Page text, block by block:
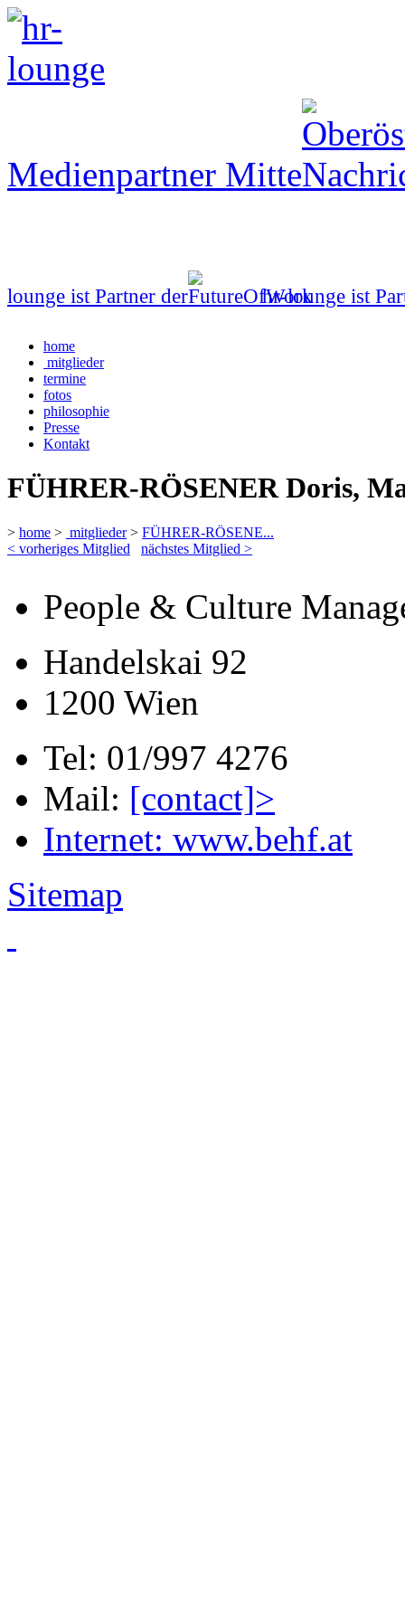
Medienpartner Mitte
lounge ist Partner der hr-lounge ist
home
mitglieder
termine
fotos
philosophie
Presse
Kontakt
FÜHRER-RÖSENER Doris,
> home > mitglieder> FÜHRER-RÖSENE...
< vorheriges Mitglied
nächstes Mitglied >
People & Culture
Handelskai 92
1200 Wien
Tel: 01/997 4276
Mail: [contact]>
Internet: www.behf.at
Sitemap